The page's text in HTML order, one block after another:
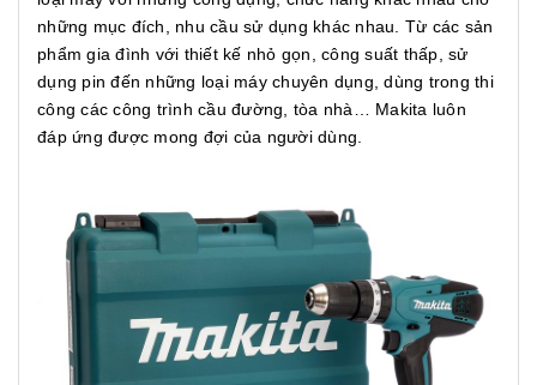
những mục đích, nhu cầu sử dụng khác nhau. Từ các sản
phẩm gia đình với thiết kế nhỏ gọn, công suất thấp, sử
dụng pin đến những loại máy chuyên dụng, dùng trong thi
công các công trình cầu đường, tòa nhà… Makita luôn
đáp ứng được mong đợi của người dùng.